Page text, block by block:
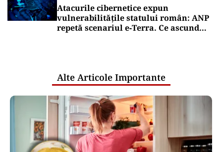
Atacurile cibernetice expun
vulnerabilitățile statului român: ANP
repetă scenariul e‑Terra. Ce ascund
Alte Articole Importante